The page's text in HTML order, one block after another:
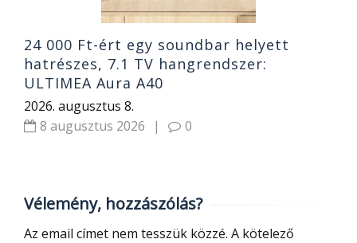
24 000 Ft-ért egy soundbar helyett
hatrészes, 7.1 TV hangrendszer:
ULTIMEA Aura A40
2026. augusztus 8.
8 augusztus 2026
| 0
Vélemény, hozzászólás?
Az email címet nem tesszük közzé. A kötelező